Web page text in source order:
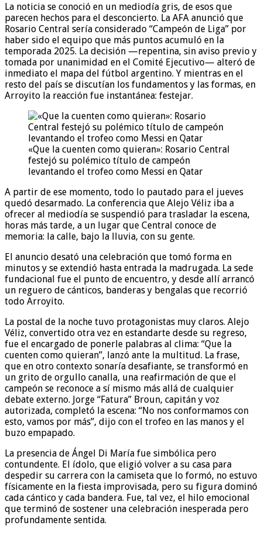
La noticia se conoció en un mediodía gris, de esos que
parecen hechos para el desconcierto. La AFA anunció que
Rosario Central sería considerado “Campeón de Liga” por
haber sido el equipo que más puntos acumuló en la
temporada 2025. La decisión —repentina, sin aviso previo y
tomada por unanimidad en el Comité Ejecutivo— alteró de
inmediato el mapa del fútbol argentino. Y mientras en el
resto del país se discutían los fundamentos y las formas, en
Arroyito la reacción fue instantánea: festejar.
«Que la cuenten como quieran»: Rosario Central
festejó su polémico título de campeón
levantando el trofeo como Messi en Qatar
A partir de ese momento, todo lo pautado para el jueves
quedó desarmado. La conferencia que Alejo Véliz iba a
ofrecer al mediodía se suspendió para trasladar la escena,
horas más tarde, a un lugar que Central conoce de
memoria: la calle, bajo la lluvia, con su gente.
El anuncio desató una celebración que tomó forma en
minutos y se extendió hasta entrada la madrugada. La sede
fundacional fue el punto de encuentro, y desde allí arrancó
un reguero de cánticos, banderas y bengalas que recorrió
todo Arroyito.
La postal de la noche tuvo protagonistas muy claros. Alejo
Véliz, convertido otra vez en estandarte desde su regreso,
fue el encargado de ponerle palabras al clima: “Que la
cuenten como quieran”, lanzó ante la multitud. La frase,
que en otro contexto sonaría desafiante, se transformó en
un grito de orgullo canalla, una reafirmación de que el
campeón se reconoce a sí mismo más allá de cualquier
debate externo. Jorge “Fatura” Broun, capitán y voz
autorizada, completó la escena: “No nos conformamos con
esto, vamos por más”, dijo con el trofeo en las manos y el
buzo empapado.
La presencia de Ángel Di María fue simbólica pero
contundente. El ídolo, que eligió volver a su casa para
despedir su carrera con la camiseta que lo formó, no estuvo
físicamente en la fiesta improvisada, pero su figura dominó
cada cántico y cada bandera. Fue, tal vez, el hilo emocional
que terminó de sostener una celebración inesperada pero
profundamente sentida.